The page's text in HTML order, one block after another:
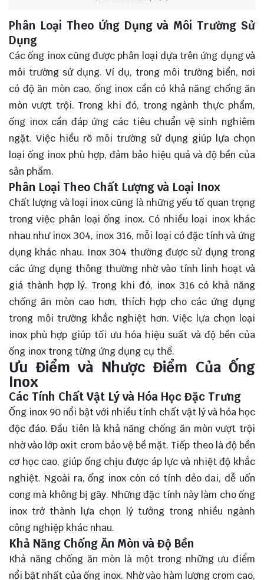
Phân Loại Theo Ứng Dụng và Môi Trường Sử
Dụng
Các ống inox cũng được phân loại dựa trên ứng dụng và
môi trường sử dụng. Ví dụ, trong môi trường biển, nơi
có độ ăn mòn cao, ống inox cần có khả năng chống ăn
mòn vượt trội. Trong khi đó, trong ngành thực phẩm,
ống inox cần đáp ứng các tiêu chuẩn vệ sinh nghiêm
ngặt. Việc hiểu rõ môi trường sử dụng giúp lựa chọn
loại ống inox phù hợp, đảm bảo hiệu quả và độ bền của
sản phẩm.
Phân Loại Theo Chất Lượng và Loại Inox
Chất lượng và loại inox cũng là những yếu tố quan trọng
trong việc phân loại ống inox. Có nhiều loại inox khác
nhau như inox 304, inox 316, mỗi loại có đặc tính và ứng
dụng khác nhau. Inox 304 thường được sử dụng trong
các ứng dụng thông thường nhờ vào tính linh hoạt và
giá thành hợp lý. Trong khi đó, inox 316 có khả năng
chống ăn mòn cao hơn, thích hợp cho các ứng dụng
trong môi trường khắc nghiệt hơn. Việc lựa chọn loại
inox phù hợp giúp tối ưu hóa hiệu suất và độ bền của
ống inox trong từng ứng dụng cụ thể.
Ưu Điểm và Nhược Điểm Của Ống
Inox
Các Tính Chất Vật Lý và Hóa Học Đặc Trưng
Ống inox 90 nổi bật với nhiều tính chất vật lý và hóa học
độc đáo. Đầu tiên là khả năng chống ăn mòn vượt trội
nhờ vào lớp oxit crom bảo vệ bề mặt. Tiếp theo là độ bền
cơ học cao, giúp ống chịu được áp lực và nhiệt độ khắc
nghiệt. Ngoài ra, ống inox còn có tính dẻo dai, dễ uốn
cong mà không bị gãy. Những đặc tính này làm cho ống
inox trở thành lựa chọn lý tưởng trong nhiều ngành
công nghiệp khác nhau.
Khả Năng Chống Ăn Mòn và Độ Bền
Khả năng chống ăn mòn là một trong những ưu điểm
nổi bật nhất của ống inox. Nhờ vào hàm lượng crom cao,